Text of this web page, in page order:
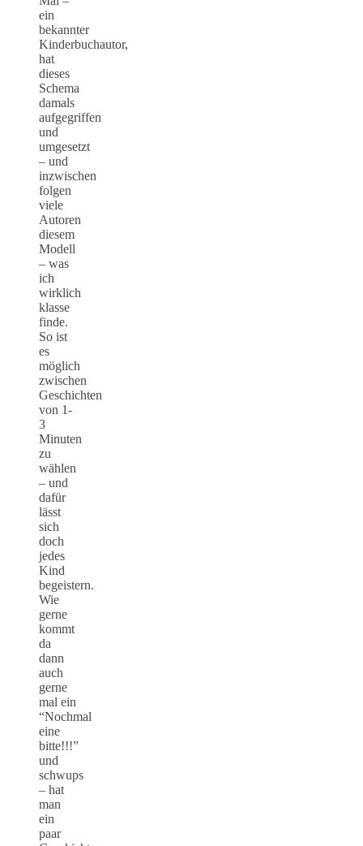
ein
bekannter
Kinderbuchautor,
hat
dieses
Schema
damals
aufgegriffen
und
umgesetzt
– und
inzwischen
folgen
viele
Autoren
diesem
Modell
– was
ich
wirklich
klasse
finde.
So ist
es
möglich
zwischen
Geschichten
von 1-
3
Minuten
zu
wählen
– und
dafür
lässt
sich
doch
jedes
Kind
begeistern.
Wie
gerne
kommt
da
dann
auch
gerne
mal ein
“Nochmal
eine
bitte!!!”
und
schwups
– hat
man
ein
paar